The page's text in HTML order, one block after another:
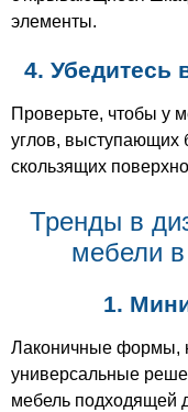
элементы.
4. Убедитесь
Проверьте, чтобы у
углов, выступающих
скользящих
Тренды в
мебели
1.
Лаконичные формы,
универсальные
мебель подходящей